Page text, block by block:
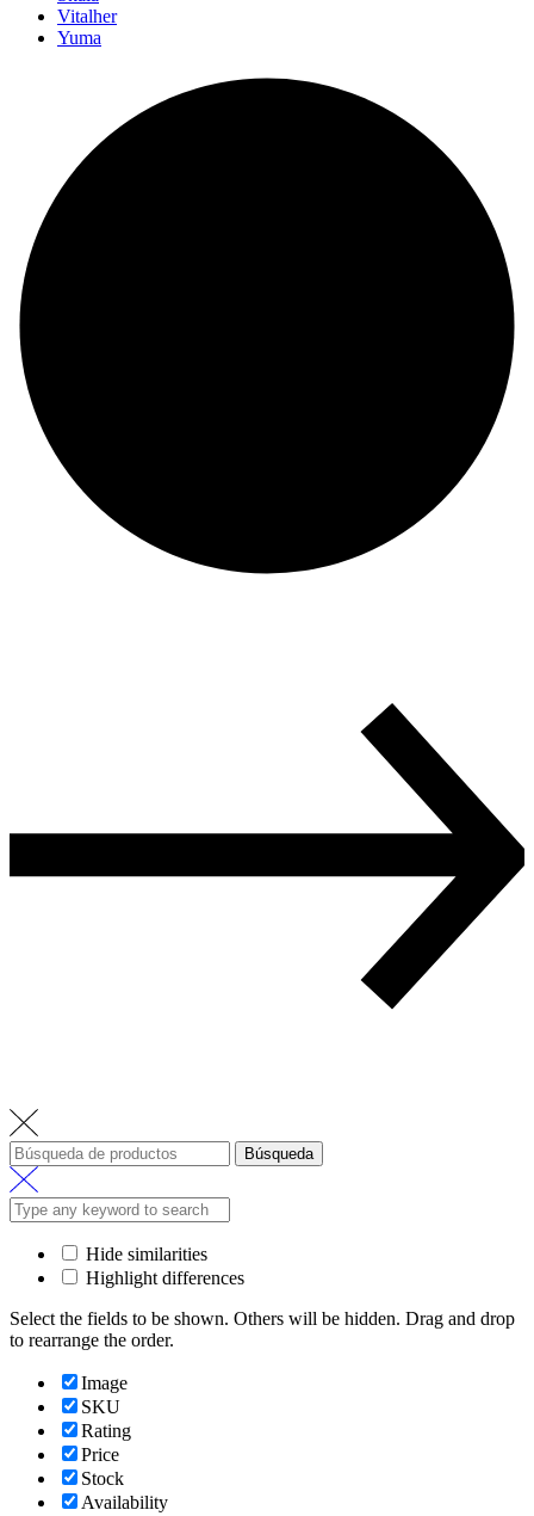
Vitalher
Yuma
Búsqueda
Hide similarities
Highlight differences
Select the fields to be shown. Others will be hidden. Drag and drop
to rearrange the order.
Image
SKU
Rating
Price
Stock
Availability